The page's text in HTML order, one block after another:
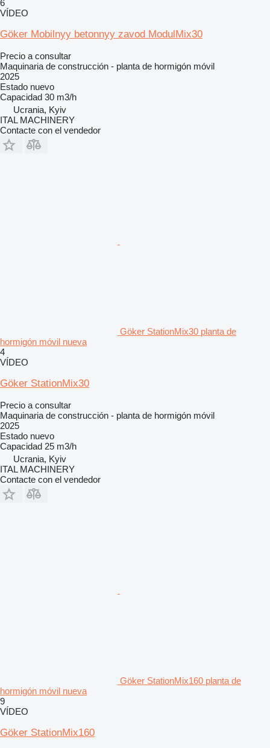
6
VÍDEO
Göker Mobilnyy betonnyy zavod ModulMix30
Precio a consultar
Maquinaria de construcción - planta de hormigón móvil
2025
Estado nuevo
Capacidad 30 m3/h
Ucrania, Kyiv
ITAL MACHINERY
Contacte con el vendedor
Göker StationMix30 planta de
hormigón móvil nueva
4
VÍDEO
Göker StationMix30
Precio a consultar
Maquinaria de construcción - planta de hormigón móvil
2025
Estado nuevo
Capacidad 25 m3/h
Ucrania, Kyiv
ITAL MACHINERY
Contacte con el vendedor
Göker StationMix160 planta de
hormigón móvil nueva
9
VÍDEO
Göker StationMix160